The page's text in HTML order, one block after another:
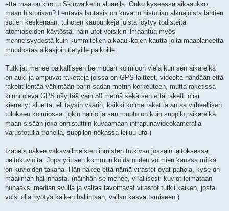
että maa on kirottu Skinwalkerin alueella. Onko kyseessä aikaaukko
maan historiaan? Lentäviä lautasia on kuvattu historian alkuajoista lähtien
sotien keskenään, tuhoten kaupunkeja joista löytyy todisteita
atomiaseiden käytöstä, näin ufot voisikin ilmaantua myös
menneisyydestä kuin kummitellen aikaaukkojen kautta joita maaplaneetta
muodostaa aikaajoin tietyille paikoille.
Tutkijat menee paikalliseen bermudan kolmioon vielä kun sen aikareikä
on auki ja ampuvat raketteja joissa on GPS laitteet, videolta nähdään että
raketit lentää vähintään parin sadan metrin korkeuteen, mutta raketissa
kiinni oleva GPS näyttää vain 50 metriä sekä sen että raketti olisi
kierrellyt aluetta, eli täysin väärin, kaikki kolme rakettia antaa virheellisen
tuloksen kolmiossa. jokin häiriö ja sen muoto on kuin suppilo, aikareikä
maan sisään joka onnistuttiin kuvaamaan infrapunavideokameralla
varustetulla tronella, suppilon nokassa leijuu ufo.)
Izabela näkee vakavailmeisten ihmisten tutkivan jossain laitoksessa
peltokuvioita. Jopa yrittäen kommunikoida niiden voimien kanssa mitkä
on kuvioiden takana. Hän näkee että nämä virastot ovat pahoja, kyse on
maailman hallinnasta. (näinhän se menee, virallisesti kuviot leimataan
huhaaksi median avulla ja valtaa tavoittavat virastot tutkii kaiken, josta
voisi olla hyötyä kaiken hallintaan, vallan kasvattamiseen.)